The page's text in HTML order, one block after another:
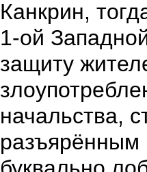
Канкрин,
1-ой
защиту
начальства,
разъярённым